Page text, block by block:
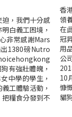
，我們十分感
白義工困境，
非常感謝Mars
1380磅Nutro
有強壯體魄，
中學的學生，
工體驗活動，
糧食分發到不
香
領
在
冠
用
公
10
慷
貓